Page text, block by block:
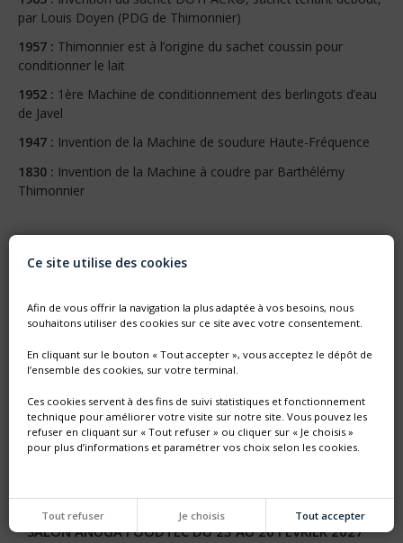
par Louis Doyen (PDG de Thimonnier)
1957 : Thimonnier est à l’origine du sachet coussin pour
conditionner le lait
1952 : 1ère Machine de conditionnement des berlingots d’eau
de Javel
1947 : Invention de la Machine de soudure Haute-Fréquence
1830 : Invention de la Machine à coudre par Barthélémy
Thimonnier
SALON ANUGA FOODTEC DU 23 AU 26 FÉVRIER 2027
Ce site utilise des cookies
Afin de vous offrir la navigation la plus adaptée à vos besoins, nous
souhaitons utiliser des cookies sur ce site avec votre consentement.
En cliquant sur le bouton « Tout accepter », vous acceptez le dépôt de
l’ensemble des cookies, sur votre terminal.
Ces cookies servent à des fins de suivi statistiques et fonctionnement
technique pour améliorer votre visite sur notre site. Vous pouvez les
refuser en cliquant sur « Tout refuser » ou cliquer sur « Je choisis »
pour plus d’informations et paramétrer vos choix selon les cookies.
Tout refuser Je choisis Tout accepter